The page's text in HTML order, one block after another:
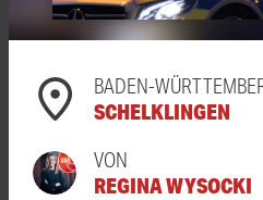
BADEN-
SCHELKLINGEN
VON
REGINA WYSOCKI